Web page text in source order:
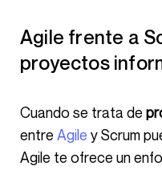
Agile frente a Scrum para
proyectos
Cuando se trata de
entre Agile y Scrum
Agile te ofrece un